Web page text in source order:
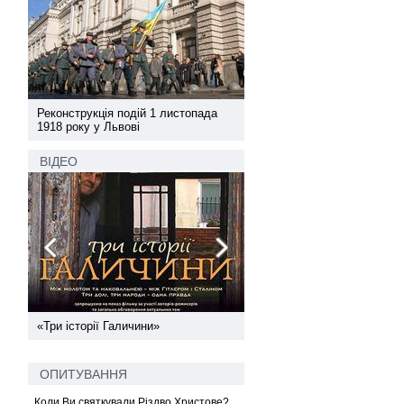
Реконструкція подій 1 листопада
1918 року у Львові
ВІДЕО
«Три історії Галичини»
ОПИТУВАННЯ